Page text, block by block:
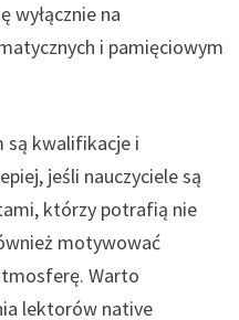
wyłącznie na
i pamięciowym
są kwalifikacje i
jeśli nauczyciele są
którzy potrafią nie
motywować
Warto
lektorów native